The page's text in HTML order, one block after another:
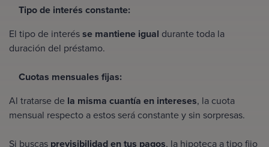
Tipo de interés constante:
El tipo de interésse mantiene igual durante toda la
duración del préstamo.
Cuotas mensuales fijas:
Al tratarse de la misma cuantía en intereses, la cuota
mensual respecto a estos será constante y sin sorpresas.
Si buscas previsibilidad en tus pagos, la hipoteca a tipo fijo